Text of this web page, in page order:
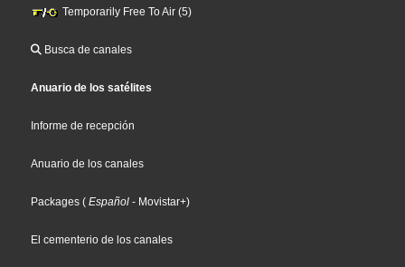
Temporarily Free To Air (5)
Busca de canales
Anuario de los satélites
Informe de recepción
Anuario de los canales
Packages ( Español - Movistar+)
El cementerio de los canales